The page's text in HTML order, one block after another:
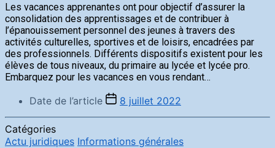
Les vacances apprenantes ont pour objectif d’assurer la
consolidation des apprentissages et de contribuer à
l’épanouissement personnel des jeunes à travers des
activités culturelles, sportives et de loisirs, encadrées par
des professionnels. Différents dispositifs existent pour les
élèves de tous niveaux, du primaire au lycée et lycée pro.
Embarquez pour les vacances en vous rendant…
Date de l’article 8 juillet 2022
Catégories
Actu juridiques Informations générales